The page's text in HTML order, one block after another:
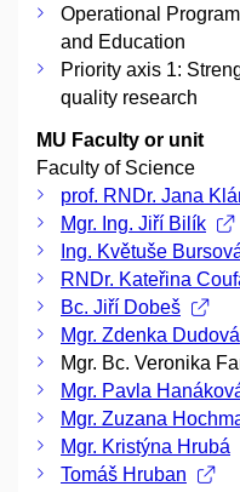
Operational
and Education
Priority axis 1:
quality research
MU Faculty or unit
Faculty of Science
prof. RNDr. Jana
Mgr. Ing. Jiří Bilík
Ing. Květuše
RNDr. Kateřina
Bc. Jiří Dobeš
Mgr. Zdenka
Mgr. Bc. Veronika
Mgr. Pavla
Mgr. Zuzana
Mgr. Kristýna Hrubá
Tomáš Hruban